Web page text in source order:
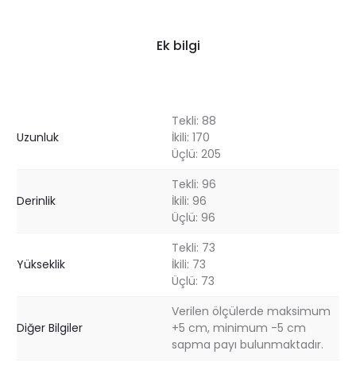
Ek bilgi
Uzunluk
Tekli: 88
İkili: 170
Üçlü: 205
Derinlik
Tekli: 96
İkili: 96
Üçlü: 96
Yükseklik
Tekli: 73
İkili: 73
Üçlü: 73
Diğer Bilgiler
Verilen ölçülerde maksimum
+5 cm, minimum -5 cm
sapma payı bulunmaktadır.